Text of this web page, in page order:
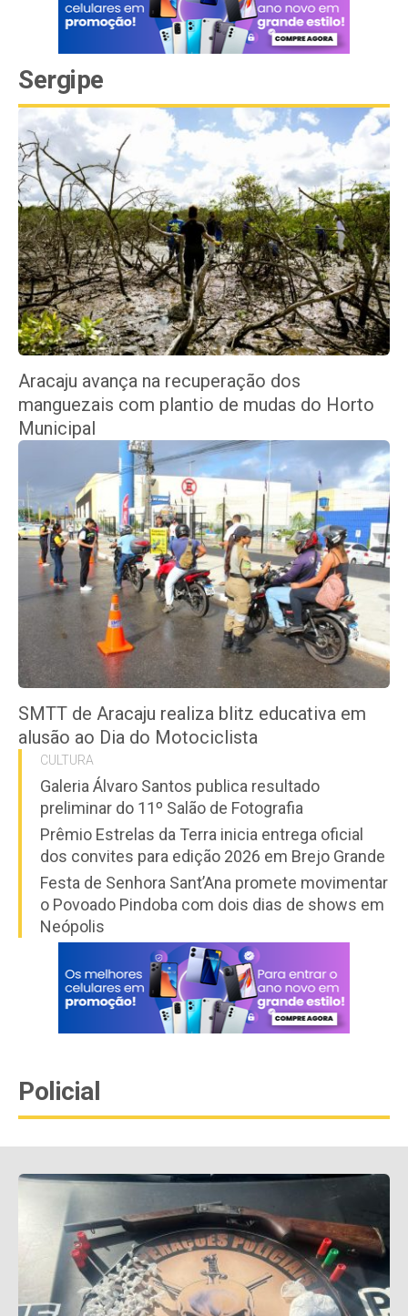
Sergipe
Aracaju avança na recuperação dos
manguezais com plantio de mudas do Horto
Municipal
SMTT de Aracaju realiza blitz educativa em
alusão ao Dia do Motociclista
CULTURA
Galeria Álvaro Santos publica resultado
preliminar do 11º Salão de Fotografia
Prêmio Estrelas da Terra inicia entrega oficial
dos convites para edição 2026 em Brejo Grande
Festa de Senhora Sant’Ana promete movimentar
o Povoado Pindoba com dois dias de shows em
Neópolis
Policial